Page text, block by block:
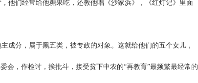
他们经常给他糖果吃，还教他唱《沙家浜》，《红灯记》里面
成分，属于黑五类，被专政的对象。这就给他们的五个女儿，
会，作检讨，挨批斗，接受贫下中农的“再教育”最频繁最经常的